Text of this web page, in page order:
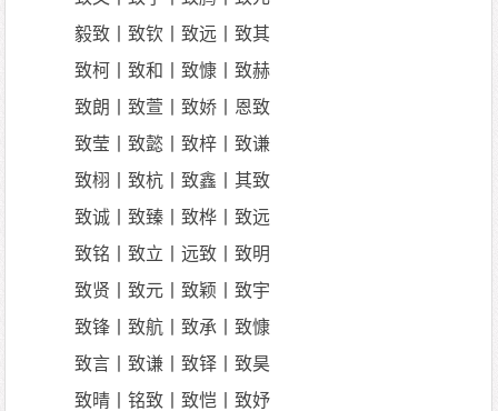
毅致丨致钦丨致远丨致其
致柯丨致和丨致慷丨致赫
致朗丨致萱丨致娇丨恩致
致莹丨致懿丨致梓丨致谦
致栩丨致杭丨致鑫丨其致
致诚丨致臻丨致桦丨致远
致铭丨致立丨远致丨致明
致贤丨致元丨致颖丨致宇
致锋丨致航丨致承丨致慷
致言丨致谦丨致铎丨致昊
致晴丨铭致丨致恺丨致妤